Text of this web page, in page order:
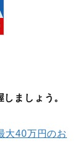
ましょう。
大40万円のお